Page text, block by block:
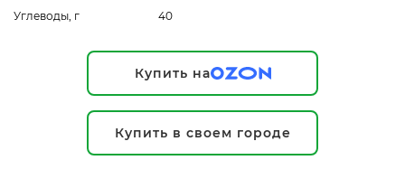
Углеводы, г
40
Купить на
Купить в своем городе